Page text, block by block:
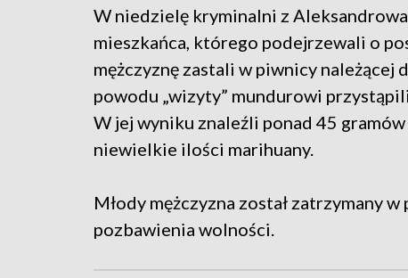
W niedzielę kryminalni z
mieszkańca, którego podejrzewali o
mężczyznę zastali w piwnicy
powodu „wizyty” mundurowi
W jej wyniku znaleźli ponad 45
niewielkie ilości marihuany.
Młody mężczyzna został zatrzymany
pozbawienia wolności.